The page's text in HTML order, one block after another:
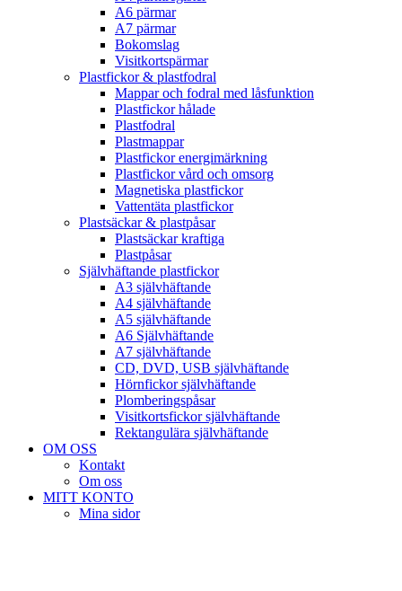
A6 pärmar
A7 pärmar
Bokomslag
Visitkortspärmar
Plastfickor & plastfodral
Mappar och fodral med låsfunktion
Plastfickor hålade
Plastfodral
Plastmappar
Plastfickor energimärkning
Plastfickor vård och omsorg
Magnetiska plastfickor
Vattentäta plastfickor
Plastsäckar & plastpåsar
Plastsäckar kraftiga
Plastpåsar
Självhäftande plastfickor
A3 självhäftande
A4 självhäftande
A5 självhäftande
A6 Självhäftande
A7 självhäftande
CD, DVD, USB självhäftande
Hörnfickor självhäftande
Plomberingspåsar
Visitkortsfickor självhäftande
Rektangulära självhäftande
OM OSS
Kontakt
Om oss
MITT KONTO
Mina sidor